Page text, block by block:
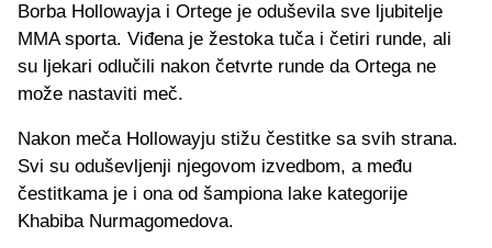
Borba Hollowayja i Ortege je oduševila sve ljubitelje
MMA sporta. Viđena je žestoka tuča i četiri runde, ali
su ljekari odlučili nakon četvrte runde da Ortega ne
može nastaviti meč.
Nakon meča Hollowayju stižu čestitke sa svih strana.
Svi su oduševljenji njegovom izvedbom, a među
čestitkama je i ona od šampiona lake kategorije
Khabiba Nurmagomedova.